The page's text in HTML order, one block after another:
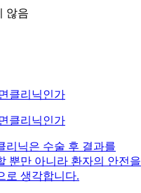
않음
클리닉인가
클리닉인가
리닉은 수술 후 결과를
뿐만 아니라 환자의 안전을
로 생각합니다.